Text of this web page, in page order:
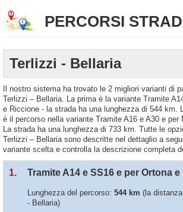
PERCORSI
Terlizzi - Bellaria
Il nostro sistema ha trovato le 2 migliori varianti di
Terlizzi – Bellaria. La prima è la variante Tramite
e Riccione - la strada ha una lunghezza di 544 km.
è il percorso nella variante Tramite A16 e A30 e per
La strada ha una lunghezza di 733 km. Tutte le
Terlizzi – Bellaria sono descritte nel dettaglio a
variante scelta e controlla la descrizione completa
1. Tramite A14 e SS16 e per Ortona
Lunghezza del percorso: 544 km (la
- Bellaria)